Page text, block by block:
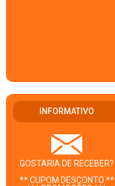
INFORMATIVO
GOSTARIA DE RECEBER?
** CUPOM DESCONTO **